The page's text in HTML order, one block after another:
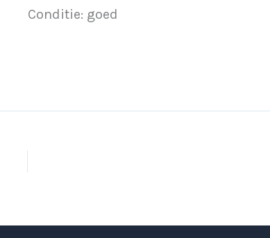
Conditie: goed